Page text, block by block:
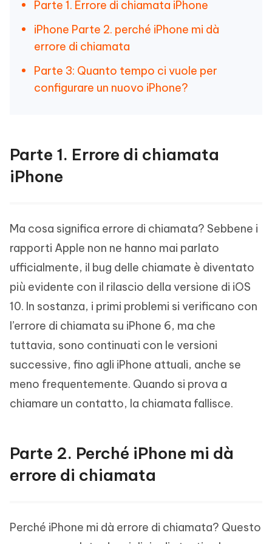
Parte 1. Errore di chiamata iPhone
iPhone Parte 2. perché iPhone mi dà
errore di chiamata
Parte 3: Quanto tempo ci vuole per
configurare un nuovo iPhone?
Parte 1. Errore di chiamata
iPhone
Ma cosa significa errore di chiamata? Sebbene i
rapporti Apple non ne hanno mai parlato
ufficialmente, il bug delle chiamate è diventato
più evidente con il rilascio della versione di iOS
10. In sostanza, i primi problemi si verificano con
l’errore di chiamata su iPhone 6, ma che
tuttavia, sono continuati con le versioni
successive, fino agli iPhone attuali, anche se
meno frequentemente. Quando si prova a
chiamare un contatto, la chiamata fallisce.
Parte 2. Perché iPhone mi dà
errore di chiamata
Perché iPhone mi dà errore di chiamata? Questo